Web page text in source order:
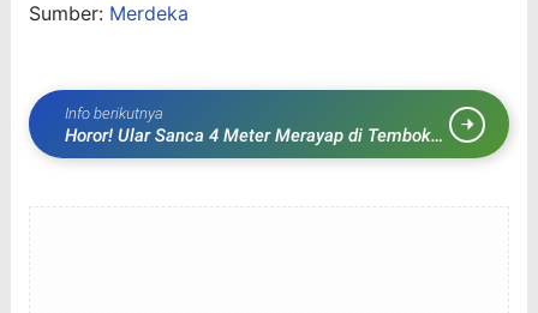
Sumber: Merdeka
Info berikutnya
Horor! Ular Sanca 4 Meter Merayap di Tembok
Rumah Warga Bogor